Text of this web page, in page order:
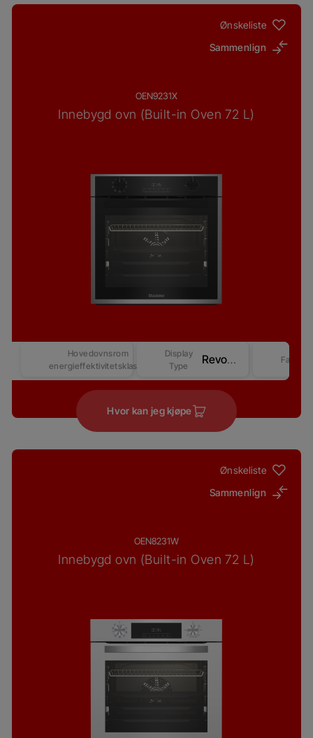
Ønskeliste
Sammenlign
OEN9231X
Innebygd ovn (Built-in Oven 72 L)
Hovedovnsrom
energieffektivitetsklasse
Display
Type
Revo Good+ Display (Beast) – Competitive-2 Farge
Hvor kan jeg kjøpe
Ønskeliste
Sammenlign
OEN8231W
Innebygd ovn (Built-in Oven 72 L)